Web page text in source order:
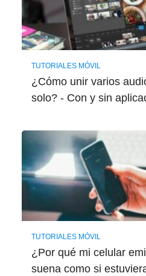
TUTORIALES MÓVIL
¿Cómo unir varios
solo? - Con y sin
TUTORIALES MÓVIL
¿Por qué mi celular
suena como si